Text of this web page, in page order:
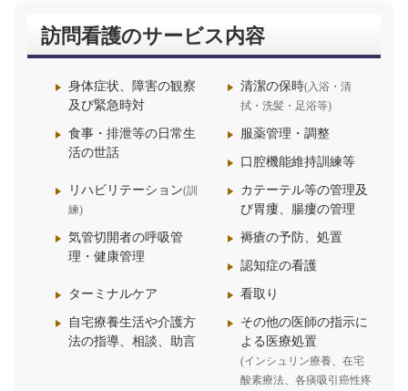
訪問看護のサービス内容
身体症状、障害の観察
及び緊急時対
清潔の保時(入浴・清
拭・洗髪・足浴等)
食事・排泄等の日常生
活の世話
服薬管理・調整
口腔機能維持訓練等
リハビリテーション(訓
練)
カテーテル等の管理及
び胃瘻、腸瘻の管理
気管切開者の呼吸管
理・健康管理
褥瘡の予防、処置
認知症の看護
ターミナルケア
看取り
自宅療養生活や介護方
法の指導、相談、助言
その他の医師の指示に
よる医療処置
(インシュリン療養、在宅
酸素療法、各痰吸引癌性疼